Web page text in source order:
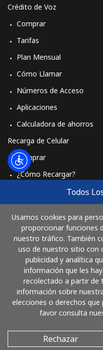
Todos
Usamos cookies para
proporcionar funciones
nuestro tráfico. También
uso de nuestro sitio con
publicidad y analítica
información que les
recolectado a partir de
información sobre
elecciones o derechos
favor consulta
Rechazar
Crédito de Voz
Comprar
Tarifas
Plan Mensual
Cómo Llamar
Números de Acceso
Aplicaciones
Calculadora de ahorros
Recarga de Celular
Comprar
¿Cómo Recargar?
Cómo funciona
© 2026